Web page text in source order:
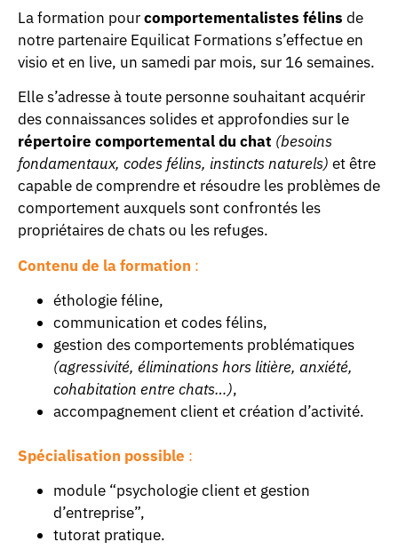
La formation pourcomportementalistes félins de
notre partenaire Equilicat Formations s’effectue en
visio et en live, un samedi par mois, sur 16 semaines.
Elle s’adresse à toute personne souhaitant acquérir
des connaissances solides et approfondies sur le
répertoire comportemental du chat (besoins
fondamentaux, codes félins, instincts naturels) et être
capable de comprendre et résoudre les problèmes de
comportement auxquels sont confrontés les
propriétaires de chats ou les refuges.
Contenu de la formation :
éthologie féline,
communication et codes félins,
gestion des comportements problématiques
(agressivité, éliminations hors litière, anxiété,
cohabitation entre chats…),
accompagnement client et création d’activité.
Spécialisation possible :
module “psychologie client et gestion
d’entreprise”,
tutorat pratique.